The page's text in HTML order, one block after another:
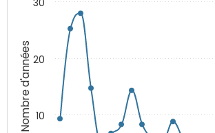
Nombre d'années 10
20
30